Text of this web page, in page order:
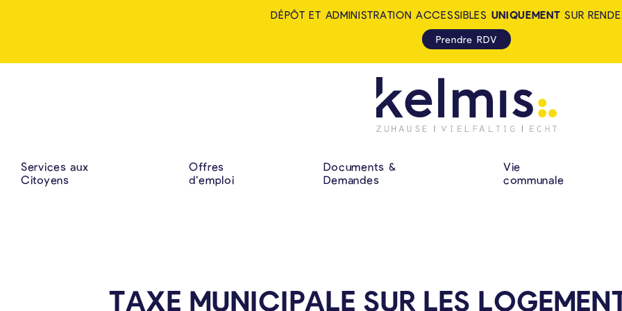
KELMIS - LA
NAVIGATION
Services aux
Citoyens
Offres
d’emploi
Documents &
Demandes
Vie
communale
DÉPÔT ET ADMINISTRATION ACCESSIBLES UNIQUEMENT SUR
Prendre RDV
TAXE MUNICIPALE SUR LES